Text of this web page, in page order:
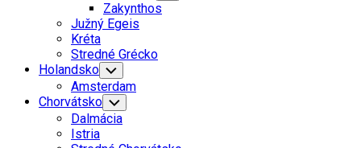
Child
Menu
Zakynthos
Južný Egeis
Kréta
Stredné Grécko
Holandsko Toggle
Child
Menu
Amsterdam
Chorvátsko Toggle
Child
Menu
Dalmácia
Istria